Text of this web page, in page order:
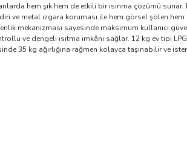
hem şık hem de etkili bir ısınma çözümü
ve metal ızgara koruması ile hem görsel şölen
mekanizması sayesinde maksimum kullanıcı
ve dengeli ısıtma imkânı sağlar. 12 kg ev tipi
35 kg ağırlığına rağmen kolayca taşınabilir ve